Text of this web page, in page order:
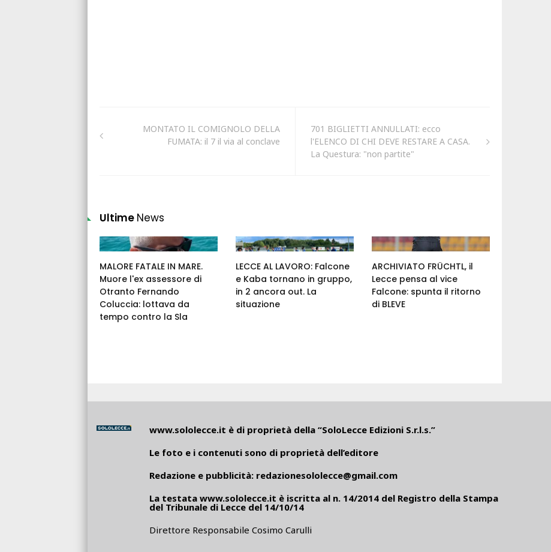
MONTATO IL COMIGNOLO DELLA
FUMATA: il 7 il via al conclave
701 BIGLIETTI ANNULLATI: ecco
l'ELENCO DI CHI DEVE RESTARE A CASA.
La Questura: "non partite"
Ultime News
MALORE FATALE IN MARE.
Muore l'ex assessore di
Otranto Fernando
Coluccia: lottava da
tempo contro la Sla
LECCE AL LAVORO: Falcone
e Kaba tornano in gruppo,
in 2 ancora out. La
situazione
ARCHIVIATO FRÜCHTL, il
Lecce pensa al vice
Falcone: spunta il ritorno
di BLEVE
www.sololecce.it è di proprietà della “SoloLecce Edizioni S.r.l.s.”
Le foto e i contenuti sono di proprietà dell’editore
Redazione e pubblicità: redazionesololecce@gmail.com
La testata www.sololecce.it è iscritta al n. 14/2014 del Registro della Stampa
del Tribunale di Lecce del 14/10/14
Direttore Responsabile Cosimo Carulli